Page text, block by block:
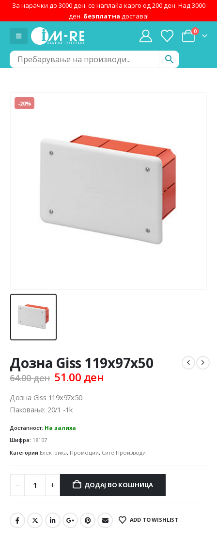
За нарачки до 3000 ден. се наплаќа карго од 200 ден. Над 3000
ден. безплатна достава!
0
-20%
Дозна Giss 119x97x50
64.00ден Original
was:
64.00 ден.
51.00 денCurrent
Дозна Giss 119x97x50
Паковање: 20/1 -1k
Достапност: На залиха
Шифра: 18107
Категории Електрика, Промоции, Сите Производи
ДОДАЈ ВО КОШНИЦА
ADD TO WISHLIST